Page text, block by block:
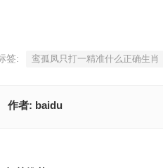
签: 鸾孤凤只打一精准什么正确生肖
作者: baidu